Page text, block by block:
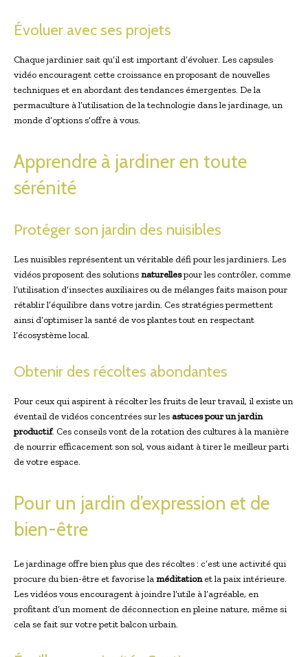
Évoluer avec ses projets
Chaque jardinier sait qu’il est important d’évoluer. Les capsules
vidéo encouragent cette croissance en proposant de nouvelles
techniques et en abordant des tendances émergentes. De la
permaculture à l’utilisation de la technologie dans le jardinage, un
monde d’options s’offre à vous.
Apprendre à jardiner en toute
sérénité
Protéger son jardin des nuisibles
Les nuisibles représentent un véritable défi pour les jardiniers. Les
vidéos proposent des solutionsnaturellespour les contrôler, comme
l’utilisation d’insectes auxiliaires ou de mélanges faits maison pour
rétablir l’équilibre dans votre jardin. Ces stratégies permettent
ainsi d’optimiser la santé de vos plantes tout en respectant
l’écosystème local.
Obtenir des récoltes abondantes
Pour ceux qui aspirent à récolter les fruits de leur travail, il existe un
éventail de vidéos concentrées sur les astuces pour un jardin
productif. Ces conseils vont de la rotation des cultures à la manière
de nourrir efficacement son sol, vous aidant à tirer le meilleur parti
de votre espace.
Pour un jardin d’expression et de
bien-être
Le jardinage offre bien plus que des récoltes : c’est une activité qui
procure du bien-être et favorise laméditationet la paix intérieure.
Les vidéos vous encouragent à joindre l’utile à l’agréable, en
profitant d’un moment de déconnection en pleine nature, même si
cela se fait sur votre petit balcon urbain.